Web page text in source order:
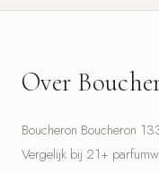
Over
Boucheron Boucheron
Vergelijk bij 21+